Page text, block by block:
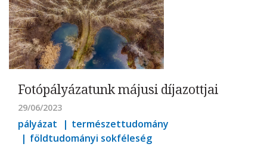
Fotópályázatunk májusi díjazottjai
29/06/2023
pályázat
természettudomány
földtudományi sokféleség